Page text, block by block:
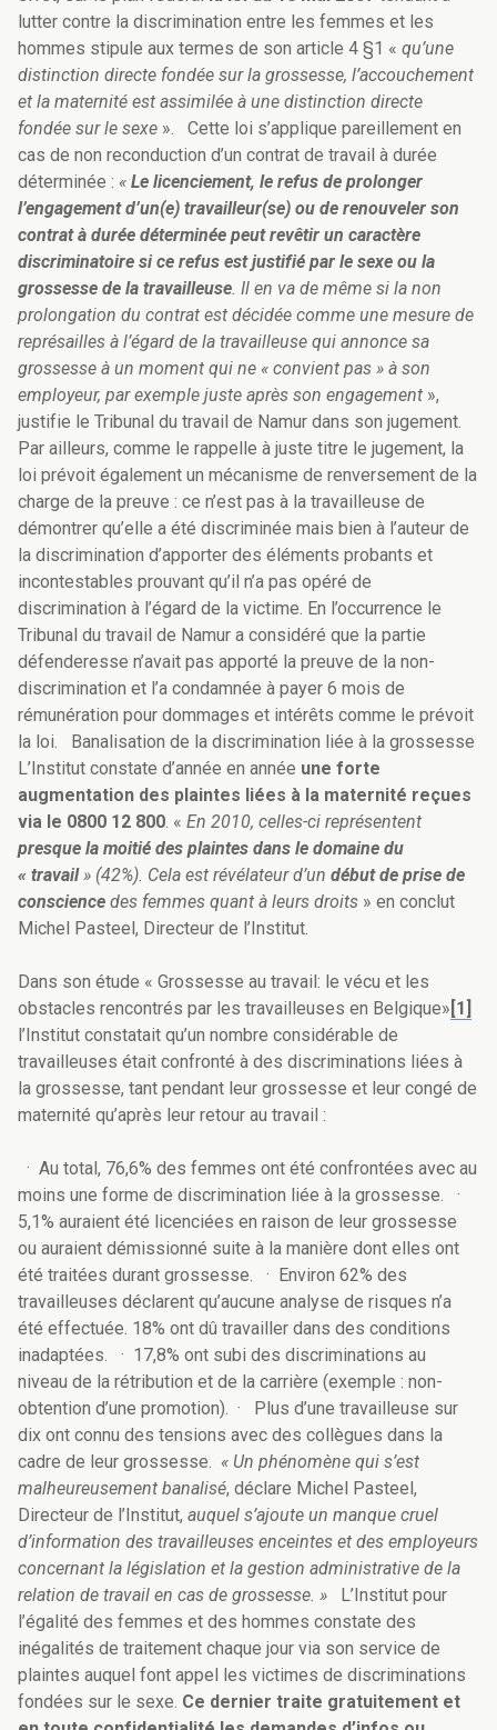
lutter contre la discrimination entre les femmes et les
hommes stipule aux termes de son article 4 §1 « qu’une
distinction directe fondée sur la grossesse, l’accouchement
et la maternité est assimilée à une distinction directe
fondée sur le sexe ». Cette loi s’applique pareillement en
cas de non reconduction d’un contrat de travail à durée
déterminée : « Le licenciement, le refus de prolonger
l’engagement d’un(e) travailleur(se) ou de renouveler son
contrat à durée déterminée peut revêtir un caractère
discriminatoire si ce refus est justifié par le sexe ou la
grossesse de la travailleuse. Il en va de même si la non
prolongation du contrat est décidée comme une mesure de
représailles à l’égard de la travailleuse qui annonce sa
grossesse à un moment qui ne « convient pas » à son
employeur, par exemple juste après son engagement »,
justifie le Tribunal du travail de Namur dans son jugement.
Par ailleurs, comme le rappelle à juste titre le jugement, la
loi prévoit également un mécanisme de renversement de la
charge de la preuve : ce n’est pas à la travailleuse de
démontrer qu’elle a été discriminée mais bien à l’auteur de
la discrimination d’apporter des éléments probants et
incontestables prouvant qu’il n’a pas opéré de
discrimination à l’égard de la victime. En l’occurrence le
Tribunal du travail de Namur a considéré que la partie
défenderesse n’avait pas apporté la preuve de la non-
discrimination et l’a condamnée à payer 6 mois de
rémunération pour dommages et intérêts comme le prévoit
la loi. Banalisation de la discrimination liée à la grossesse
L’Institut constate d’année en année une forte
augmentation des plaintes liées à la maternité reçues
via le 0800 12 800. « En 2010, celles-ci représentent
presque la moitié des plaintes dans le domaine du
« travail» (42%). Cela est révélateur d’un début de prise de
conscience des femmes quant à leurs droits » en conclut
Michel Pasteel, Directeur de l’Institut.
Dans son étude « Grossesse au travail: le vécu et les
obstacles rencontrés par les travailleuses en Belgique» [1]
l’Institut constatait qu’un nombre considérable de
travailleuses était confronté à des discriminations liées à
la grossesse, tant pendant leur grossesse et leur congé de
maternité qu’après leur retour au travail :
· Au total, 76,6% des femmes ont été confrontées avec au
moins une forme de discrimination liée à la grossesse.
·
5,1% auraient été licenciées en raison de leur grossesse
ou auraient démissionné suite à la manière dont elles ont
été traitées durant grossesse.
·
Environ 62% des
travailleuses déclarent qu’aucune analyse de risques n’a
été effectuée. 18% ont dû travailler dans des conditions
inadaptées.
· 17,8% ont subi des discriminations au
niveau de la rétribution et de la carrière (exemple : non-
obtention d’une promotion). ·
Plus d’une travailleuse sur
dix ont connu des tensions avec des collègues dans la
cadre de leur grossesse. « Un phénomène qui s’est
malheureusement banalisé, déclare Michel Pasteel,
Directeur de l’Institut, auquel s’ajoute un manque cruel
d’information des travailleuses enceintes et des employeurs
concernant la législation et la gestion administrative de la
relation de travail en cas de grossesse. » L’Institut pour
l’égalité des femmes et des hommes constate des
inégalités de traitement chaque jour via son service de
plaintes auquel font appel les victimes de discriminations
fondées sur le sexe. Ce dernier traite gratuitement et